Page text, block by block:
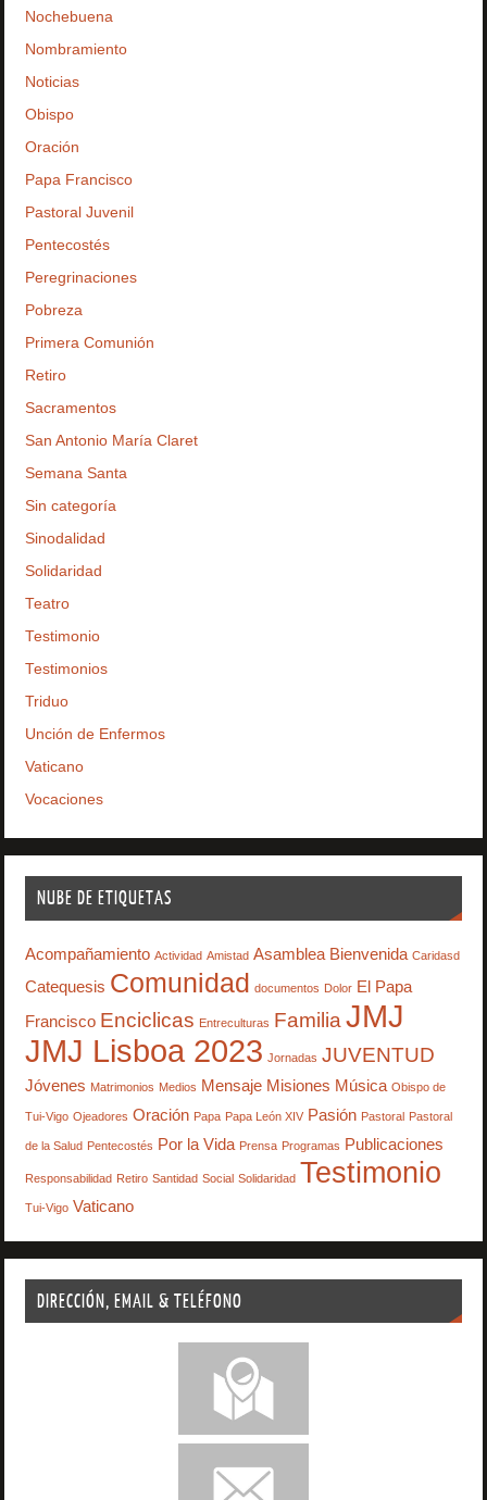
Nochebuena
Nombramiento
Noticias
Obispo
Oración
Papa Francisco
Pastoral Juvenil
Pentecostés
Peregrinaciones
Pobreza
Primera Comunión
Retiro
Sacramentos
San Antonio María Claret
Semana Santa
Sin categoría
Sinodalidad
Solidaridad
Teatro
Testimonio
Testimonios
Triduo
Unción de Enfermos
Vaticano
Vocaciones
NUBE DE ETIQUETAS
Acompañamiento Actividad Amistad Asamblea Bienvenida Caridasd
Catequesis Comunidad documentos Dolor El Papa
Francisco Enciclicas Entreculturas Familia JMJ
JMJ Lisboa 2023 Jornadas JUVENTUD
Jóvenes Matrimonios Medios Mensaje Misiones Música Obispo de
Tui-Vigo Ojeadores Oración Papa Papa León XIV Pasión Pastoral Pastoral
de la Salud Pentecostés Por la Vida Prensa Programas Publicaciones
Responsabilidad Retiro Santidad Social Solidaridad Testimonio
Tui-Vigo Vaticano
DIRECCIÓN, EMAIL & TELÉFONO